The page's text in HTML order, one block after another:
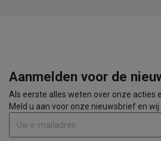
Aanmelden voor de
Als eerste alles weten over onze acties
Meld u aan voor onze nieuwsbrief en